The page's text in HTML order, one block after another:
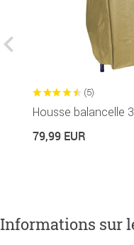
(5)
Housse balancelle
79,99 EUR
Informations sur